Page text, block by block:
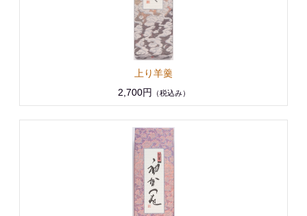
上り羊羹
2,700円
（税込み）